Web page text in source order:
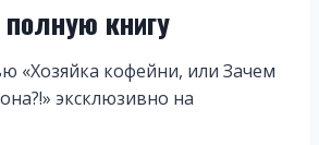
книгу
«Хозяйка кофейни, или Зачем
эксклюзивно на